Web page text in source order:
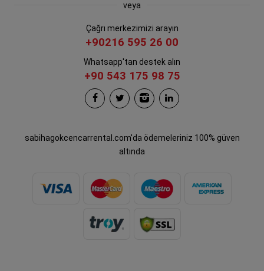
veya
Çağrı merkezimizi arayın
+90216 595 26 00
Whatsapp'tan destek alın
+90 543 175 98 75
sabihagokcencarrental.com'da ödemeleriniz 100% güven
altında